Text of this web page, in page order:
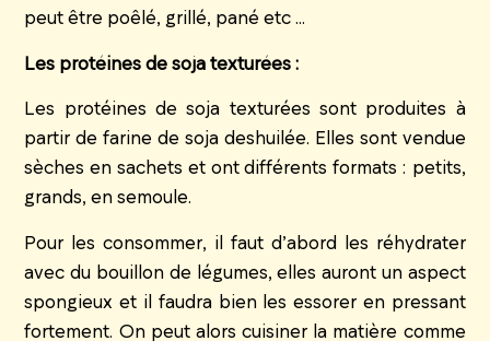
peut être poêlé, grillé, pané etc …
Les protéines de soja texturées :
Les protéines de soja texturées sont produites à
partir de farine de soja deshuilée. Elles sont vendue
sèches en sachets et ont différents formats : petits,
grands, en semoule.
Pour les consommer, il faut d’abord les réhydrater
avec du bouillon de légumes, elles auront un aspect
spongieux et il faudra bien les essorer en pressant
fortement. On peut alors cuisiner la matière comme